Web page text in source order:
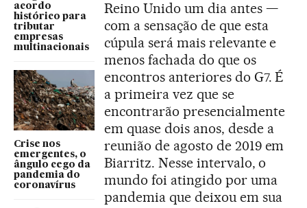
acordo
histórico para
tributar
empresas
multinacionais
Crise nos
emergentes, o
ângulo cego da
pandemia do
coronavírus
Reino Unido um dia antes —
com a sensação de que esta
cúpula será mais relevante e
menos fachada do que os
encontros anteriores do G7. É
a primeira vez que se
encontrarão presencialmente
em quase dois anos, desde a
reunião de agosto de 2019 em
Biarritz. Nesse intervalo, o
mundo foi atingido por uma
pandemia que deixou em sua